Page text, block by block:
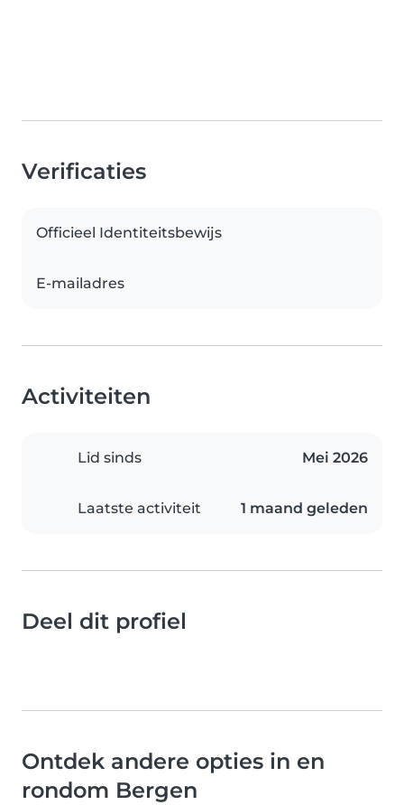
Verificaties
Officieel Identiteitsbewijs
E-mailadres
Activiteiten
Lid sinds Mei 2026
Laatste activiteit 1 maand geleden
Deel dit profiel
Ontdek andere opties in en
rondom Bergen